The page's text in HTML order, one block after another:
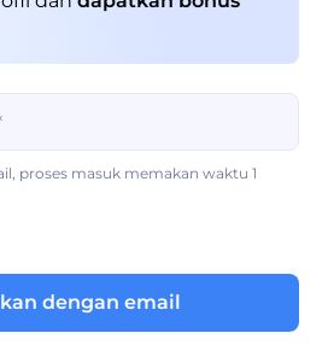
proses masuk memakan waktu 1
dengan email